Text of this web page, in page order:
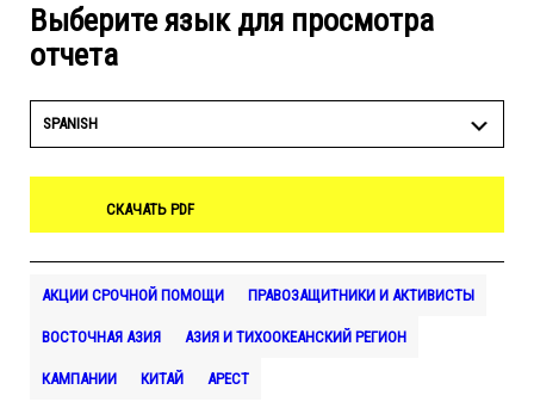
Выберите язык для просмотра
отчета
SPANISH
СКАЧАТЬ PDF
АКЦИИ СРОЧНОЙ ПОМОЩИ ПРАВОЗАЩИТНИКИ И АКТИВИСТЫ
ВОСТОЧНАЯ АЗИЯ АЗИЯ И ТИХООКЕАНСКИЙ РЕГИОН
КАМПАНИИ КИТАЙ АРЕСТ